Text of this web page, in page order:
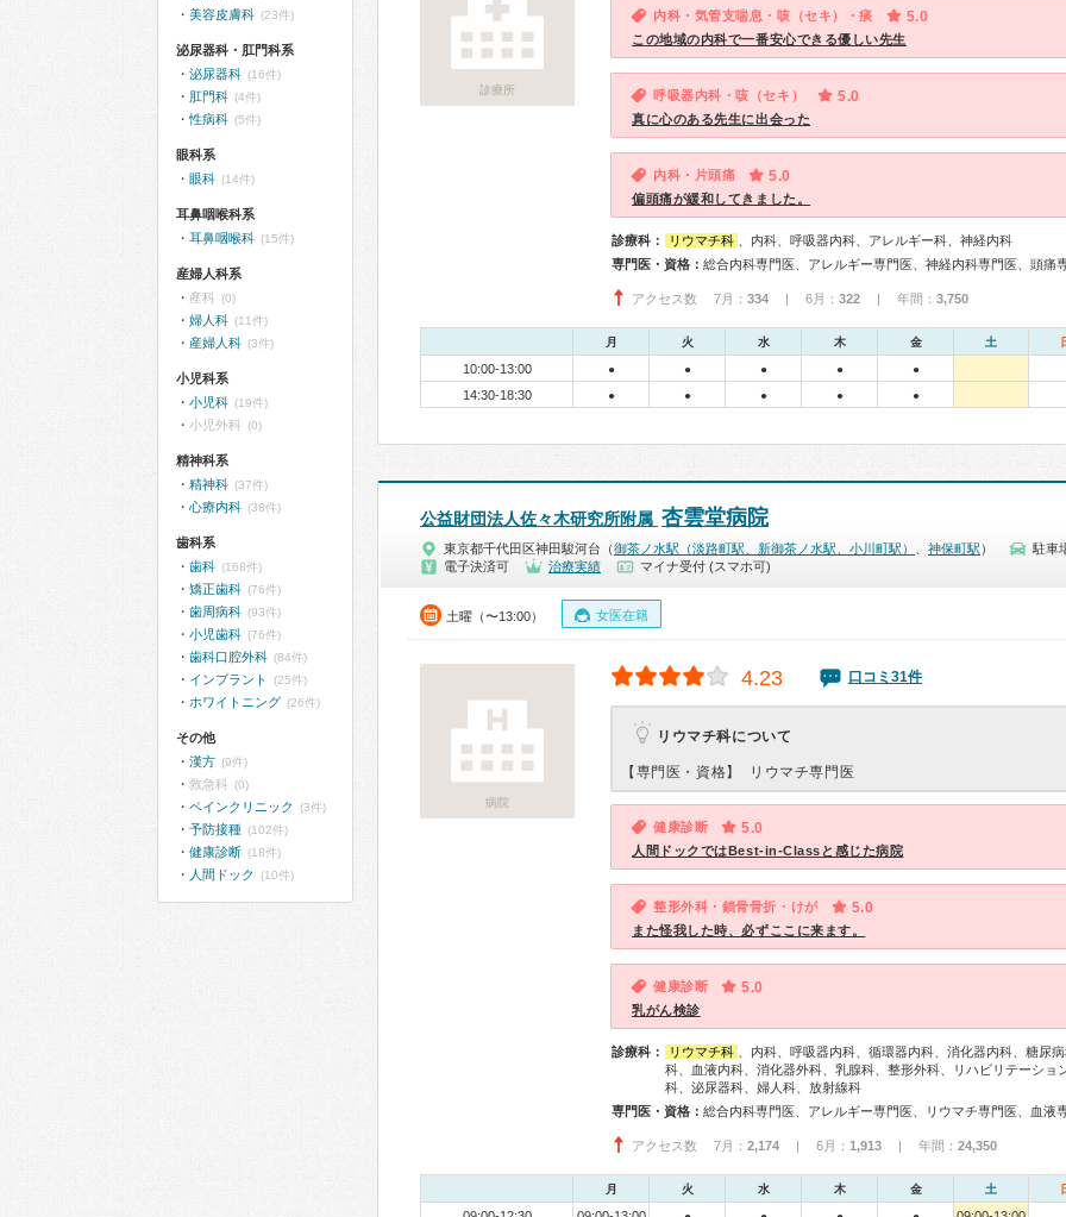
診療所
内科・気管支喘息・咳（セキ）・痰 5.0
この地域の内科で一番安心できる優しい先生
呼吸器内科・咳（セキ） 5.0
真に心のある先生に出会った
内科・片頭痛 5.0
偏頭痛が緩和してきました。
診療科： リウマチ科
、内科、呼吸器内科、アレルギー科、神経内科
専門医・資格： 総合内科専門医、アレルギー専門医、神経内科専門医、頭痛
アクセス数 7月： 334 | 6月： 322 | 年間： 3,750
月 火 水 木 金 土
10:00-13:00 ● ● ● ● ●
14:30-18:30 ● ● ● ● ●
公益財団法人佐々木研究所附属 杏雲堂病院
東京都千代田区神田駿河台（御茶ノ水駅（淡路町駅、新御茶ノ水駅、小川町駅） 神保町駅 ）
駐車
電子決済可
治療実績 マイナ受付 (スマホ可)
土曜（〜13:00） 女医在籍
病院
4.23 口コミ31件
リウマチ科について
【専門医・資格】 リウマチ専門医
健康診断 5.0
人間ドックではBest-in-Classと感じた病院
整形外科・鎖骨骨折・けが 5.0
また怪我した時、必ずここに来ます。
健康診断 5.0
乳がん検診
診療科： リウマチ科
、内科、呼吸器内科、循環器内科、消化器内科、糖尿
科、血液内科、消化器外科、乳腺科、整形外科、リハビリテーショ
科、泌尿器科、婦人科、放射線科
専門医・資格：
アクセス数 7月： 2,174 | 6月： 1,913 | 年間： 24,350
月 火 水 木 金 土
美容皮膚科 (23件)
泌尿器科・肛門科系
泌尿器科 (16件)
肛門科 (4件)
性病科 (5件)
眼科系
眼科 (14件)
耳鼻咽喉科系
耳鼻咽喉科 (15件)
産婦人科系
産科 (0)
婦人科 (11件)
産婦人科 (3件)
小児科系
小児科 (19件)
小児外科 (0)
精神科系
精神科 (37件)
心療内科 (38件)
歯科系
歯科 (168件)
矯正歯科 (76件)
歯周病科 (93件)
小児歯科 (76件)
歯科口腔外科 (84件)
インプラント (25件)
ホワイトニング (26件)
その他
漢方 (9件)
救急科 (0)
ペインクリニック (3件)
予防接種 (102件)
健康診断 (18件)
人間ドック (10件)